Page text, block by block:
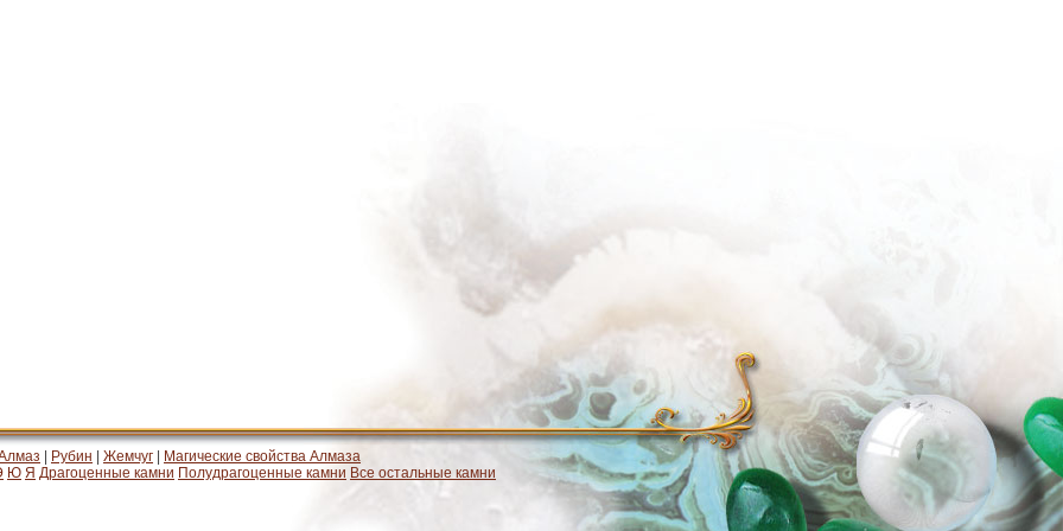
Рубин Жемчуг
Магические свойства Алмаза
Ю Я Драгоценные камни Полудрагоценные камни Все остальные камни